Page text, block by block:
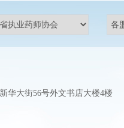
大街56号外文书店大楼4楼